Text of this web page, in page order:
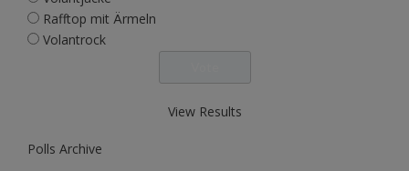
Rafftop mit Ärmeln
Volantrock
View Results
Polls Archive